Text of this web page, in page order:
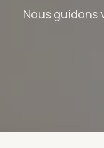
Nous guidons